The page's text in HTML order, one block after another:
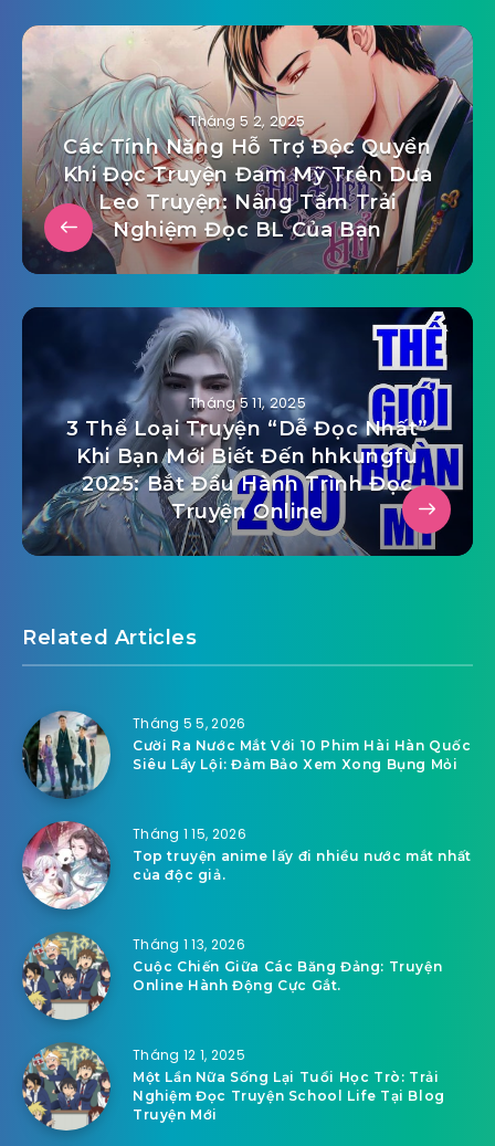
Tháng 5 2, 2025
Các Tính Năng Hỗ Trợ Độc Quyền
Khi Đọc Truyện Đam Mỹ Trên Dưa
Leo Truyện: Nâng Tầm Trải
Nghiệm Đọc BL Của Bạn
Tháng 5 11, 2025
3 Thể Loại Truyện “Dễ Đọc Nhất”
Khi Bạn Mới Biết Đến hhkungfu
2025: Bắt Đầu Hành Trình Đọc
Truyện Online
Related Articles
Tháng 5 5, 2026
Cười Ra Nước Mắt Với 10 Phim Hài Hàn Quốc
Siêu Lầy Lội: Đảm Bảo Xem Xong Bụng Mỏi
Tháng 1 15, 2026
Top truyện anime lấy đi nhiều nước mắt nhất
của độc giả.
Tháng 1 13, 2026
Cuộc Chiến Giữa Các Băng Đảng: Truyện
Online Hành Động Cực Gắt.
Tháng 12 1, 2025
Một Lần Nữa Sống Lại Tuổi Học Trò: Trải
Nghiệm Đọc Truyện School Life Tại Blog
Truyện Mới